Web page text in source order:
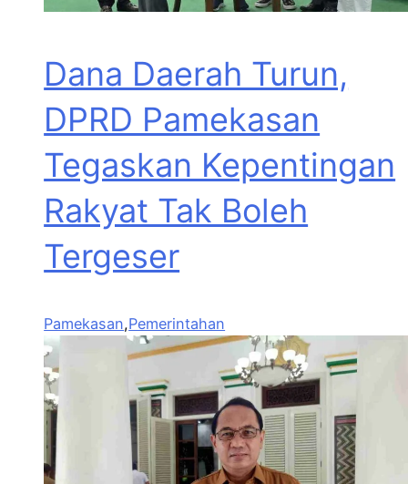
Dana Daerah Turun,
DPRD Pamekasan
Tegaskan Kepentingan
Rakyat Tak Boleh
Tergeser
Pamekasan,Pemerintahan